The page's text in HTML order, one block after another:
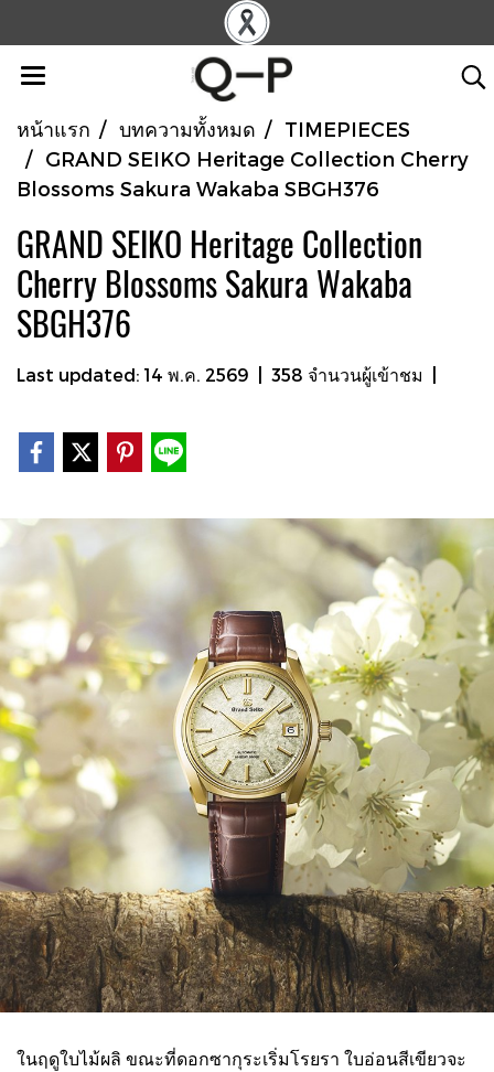
หน้าแรก บทความทั้งหมด
TIMEPIECES
GRAND SEIKO Heritage Collection Cherry
Blossoms Sakura Wakaba SBGH376
GRAND SEIKO Heritage Collection
Cherry Blossoms Sakura Wakaba
SBGH376
Last updated: 14 พ.ค. 2569 358 จำนวนผู้เข้าชม
ในฤดูใบไม้ผลิ ขณะที่ดอกซากุระเริ่มโรยรา ใบอ่อนสีเขียวจะ